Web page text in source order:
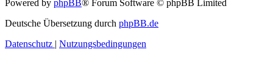
Powered by phpBB® Forum Software © phpBB Limited
Deutsche Übersetzung durch phpBB.de
Datenschutz | Nutzungsbedingungen